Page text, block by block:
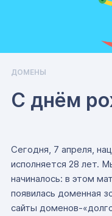
ДОМЕНЫ
С днём
Сегодня, 7 апреля,
исполняется 28 лет.
начиналось: в этом
появилась доменная
сайты доменов-